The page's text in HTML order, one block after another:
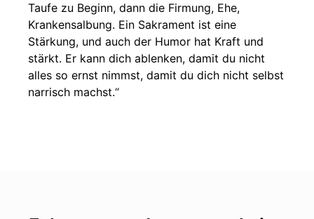
Taufe zu Beginn, dann die Firmung, Ehe,
Krankensalbung. Ein Sakrament ist eine
Stärkung, und auch der Humor hat Kraft und
stärkt. Er kann dich ablenken, damit du nicht
alles so ernst nimmst, damit du dich nicht selbst
narrisch machst.“